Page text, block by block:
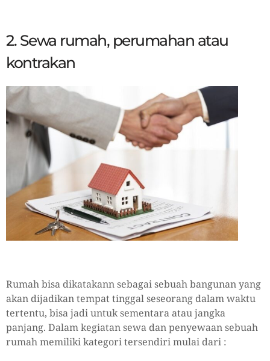
2. Sewa rumah, perumahan atau
kontrakan
Rumah bisa dikatakann sebagai sebuah bangunan yang
akan dijadikan tempat tinggal seseorang dalam waktu
tertentu, bisa jadi untuk sementara atau jangka
panjang. Dalam kegiatan sewa dan penyewaan sebuah
rumah memiliki kategori tersendiri mulai dari :